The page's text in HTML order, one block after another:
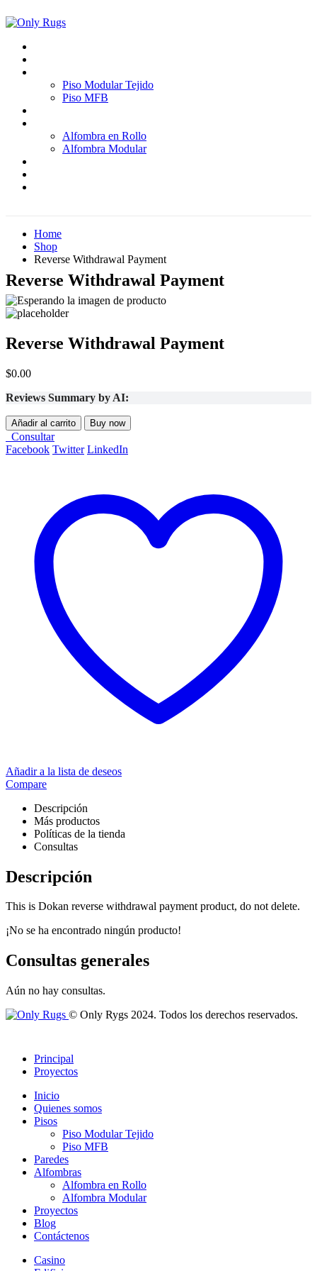
Piso Modular Tejido
Piso MFB
Alfombra en Rollo
Alfombra Modular
Home
Shop
Reverse Withdrawal Payment
Reverse Withdrawal Payment
Reverse Withdrawal Payment
$0.00
Reviews Summary by AI:
Añadir al carrito Buy now
Consultar
Facebook Twitter LinkedIn
Añadir a la lista de deseos
Compare
Descripción
Más productos
Políticas de la tienda
Consultas
Descripción
This is Dokan reverse withdrawal payment product, do not delete.
¡No se ha encontrado ningún producto!
Consultas generales
Aún no hay consultas.
© Only Rygs 2024. Todos los derechos reservados.
Principal
Proyectos
Inicio
Quienes somos
Pisos
Piso Modular Tejido
Piso MFB
Paredes
Alfombras
Alfombra en Rollo
Alfombra Modular
Proyectos
Blog
Contáctenos
Casino